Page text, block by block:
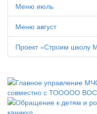
Меню июль
Меню август
Проект «Строим школу